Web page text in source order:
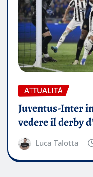
ATTUALITÀ
Juventus-Inter
vedere il derby
Luca Talotta